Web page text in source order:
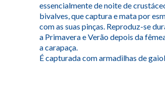
essencialmente de noite de
bivalves, que captura e mata por
com as suas pinças. Reproduz-se
a Primavera e Verão depois da
a carapaça.
É capturada com armadilhas de